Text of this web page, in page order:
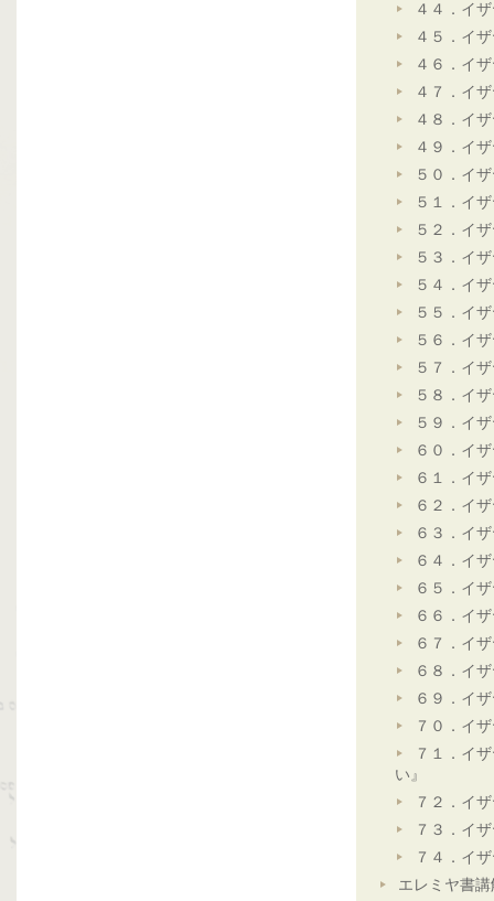
４４．イ
４５．イ
４６．イ
４７．イ
４８．イ
４９．イ
５０．イ
５１．イ
５２．イ
５３．イ
５４．イ
５５．イ
５６．イ
５７．イ
５８．イ
５９．イ
６０．イ
６１．イ
６２．イ
６３．イ
６４．イ
６５．イ
６６．イ
６７．イ
６８．イ
６９．イ
７０．イ
７１．イ
い』
７２．イ
７３．イ
７４．イ
エレミヤ書講